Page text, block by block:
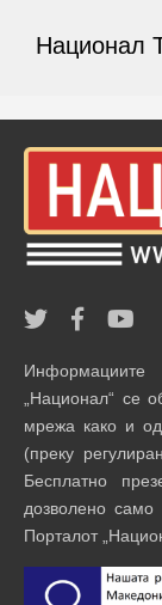
Национал
„Национал“ се
мрежа како и од
(преку
Бесплатно
дозволено само
Порталот